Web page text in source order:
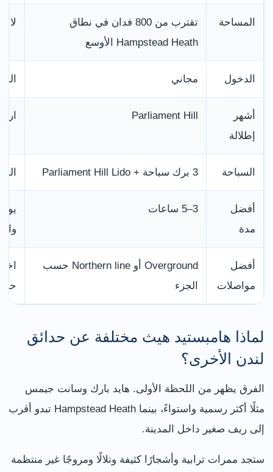
المساحة
تقترب من 800 فدان في نطاق
Hampstead Heath الأوسع
لا
الدخول مجاني
أشهر
إطلالة
Parliament Hill ارتفاع
السباحة 3 برك سباحة + Parliament Hill Lido
أفضل
مدة
3–5 ساعات
أفضل
مواصلات
Overground أو Northern line حسب
الجزء
لماذا هامبستيد هيث مختلفة عن حدائق
لندن الأخرى؟
الفرق يظهر من اللحظة الأولى. هايد بارك وسانت جيمس
مثلًا أكثر رسمية واستواءً، بينما Hampstead Heath تبدو أقرب
إلى ريف صغير داخل المدينة.
ستجد ممرات ترابية وأشجارًا كثيفة وتلالًا ومروجًا غير منتظمة